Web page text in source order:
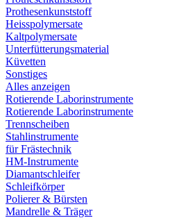
Prothesenkunststoff
Heisspolymersate
Kaltpolymersate
Unterfütterungsmaterial
Küvetten
Sonstiges
Alles anzeigen
Rotierende Laborinstrumente
Rotierende Laborinstrumente
Trennscheiben
Stahlinstrumente
für Frästechnik
HM-Instrumente
Diamantschleifer
Schleifkörper
Polierer & Bürsten
Mandrelle & Träger